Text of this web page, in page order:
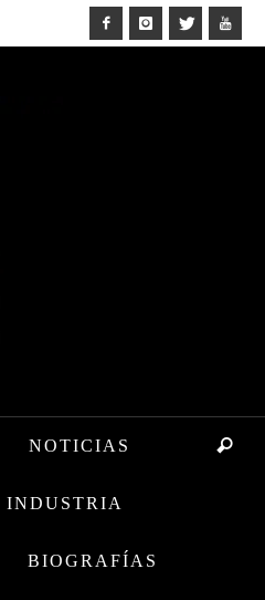
NOTICIAS
INDUSTRIA
BIOGRAFÍAS